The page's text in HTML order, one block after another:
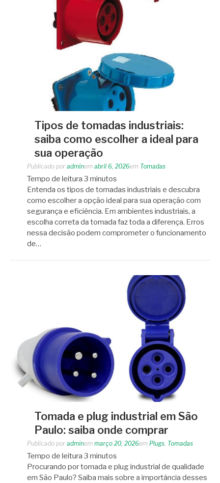
Tipos de tomadas industriais:
saiba como escolher a ideal para
sua operação
Publicado por adminem abril 6, 2026em Tomadas
Tempo de leitura 3 minutos
Entenda os tipos de tomadas industriais e descubra
como escolher a opção ideal para sua operação com
segurança e eficiência. Em ambientes industriais, a
escolha correta da tomada faz toda a diferença. Erros
nessa decisão podem comprometer o funcionamento
de…
Tomada e plug industrial em São
Paulo: saiba onde comprar
Publicado por adminem março 20, 2026em Plugs Tomadas
Tempo de leitura 3 minutos
Procurando por tomada e plug industrial de qualidade
em São Paulo? Saiba mais sobre a importância desses